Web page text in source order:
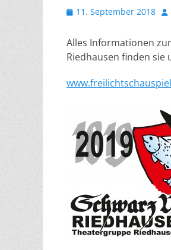
Veröffentlicht
11. September 2018
Alles Informationen
Riedhausen finden sie